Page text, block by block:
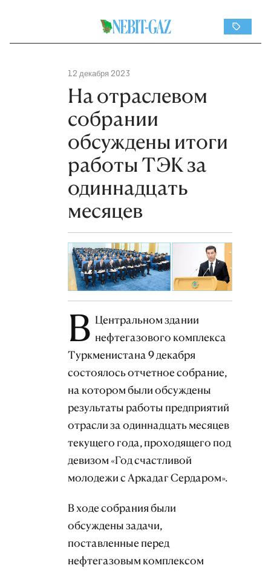
12 декабря 2023
На отраслевом
собрании
обсуждены итоги
работы ТЭК за
одиннадцать
месяцев
В Центральном здании
нефтегазового комплекса
Туркменистана 9 декабря
состоялось отчетное собрание,
на котором были обсуждены
результаты работы предприятий
отрасли за одиннадцать месяцев
текущего года, проходящего под
девизом «Год счастливой
молодежи с Аркадаг Сердаром».
В ходе собрания были
обсуждены задачи,
поставленные перед
нефтегазовым комплексом